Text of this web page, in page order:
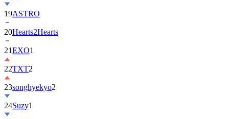
19ASTRO
20Hearts2Hearts
21EXO1
22TXT2
23songhyekyo2
24Suzy1